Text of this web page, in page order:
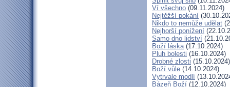
Ví všechno (09.11.2024)
Nejtěžší pokání
Nikdo to nemůže udělat
Nejhorší ponížení
Samo dno lidství
Boží láska(17.10.2024)
Pluh bolesti (16.10.2024)
Drobné zlosti (15.10.2024)
Boží vůle (14.10.2024)
Vytrvale modlí
Bázeň Boží (12.10.2024)